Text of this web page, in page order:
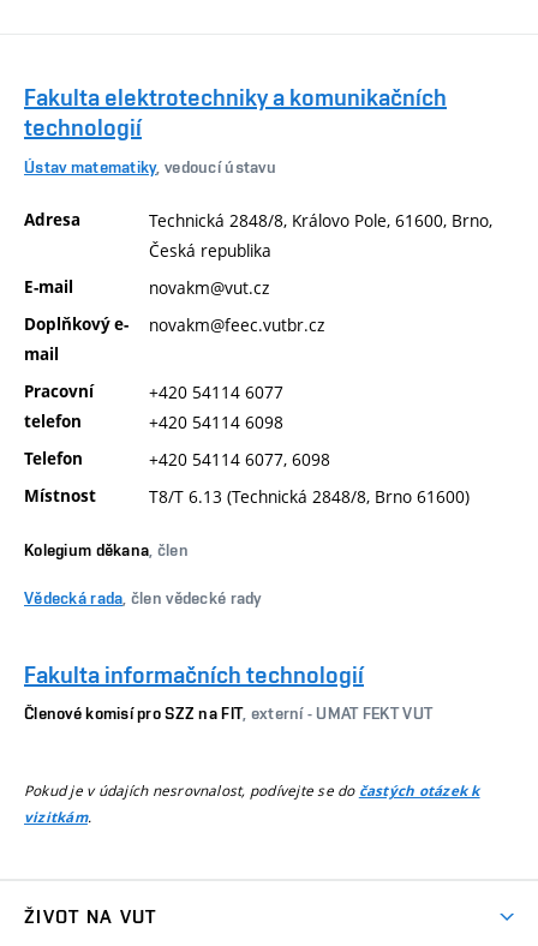
Fakulta elektrotechniky a komunikačních
technologií
Ústav matematiky, vedoucí ústavu
Adresa
Technická 2848/8, Královo Pole, 61600, Brno,
Česká republika
E-mail novakm@vut.cz
Doplňkový e-
mail
novakm@feec.vutbr.cz
Pracovní
telefon
+420 54114 6077
+420 54114 6098
Telefon +420 54114 6077, 6098
Místnost T8/T 6.13 (Technická 2848/8, Brno 61600)
Kolegium děkana , člen
Vědecká rada , člen vědecké rady
Fakulta informačních technologií
Členové komisí pro SZZ na FIT, externí - UMAT FEKT VUT
Pokud je v údajích nesrovnalost, podívejte se do častých otázek k
vizitkám.
ŽIVOT NA VUT